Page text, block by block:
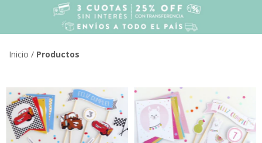
Inicio / Productos